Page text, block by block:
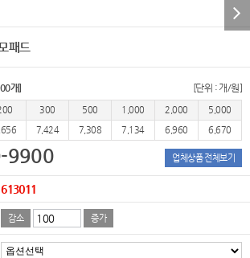
패드
개] [단위 : 개/원]
300 500 1,000 2,000
5,000
7,424 7,308 7,134 6,960 6,670
9900 업체상품 전체보기
613011
감소 증가